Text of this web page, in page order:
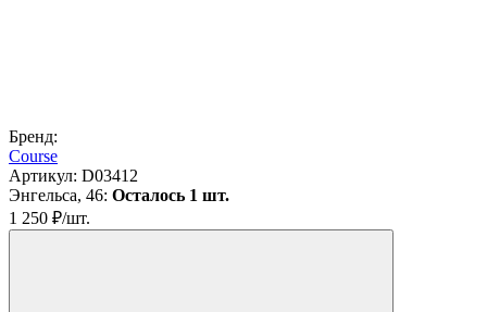
Бренд:
Course
Артикул: D03412
Энгельса, 46: Осталось 1 шт.
1 250 ₽/шт.